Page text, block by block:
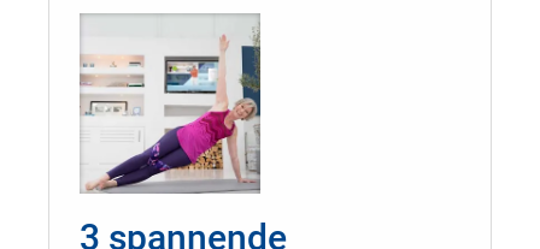
3 spannende